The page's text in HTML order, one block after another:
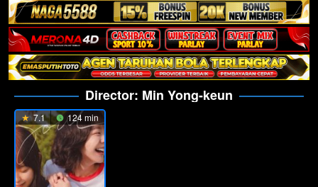
Director: Min Yong-keun
7.1 124 min